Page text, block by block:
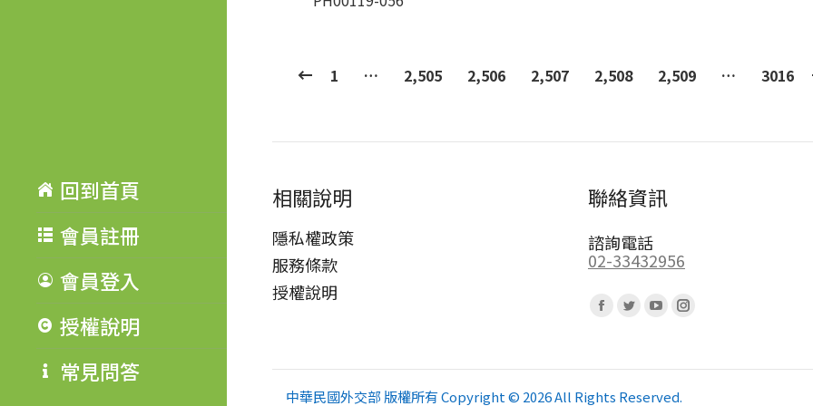
回到首頁
會員註冊
會員登入
授權說明
常見問答
1 … 2,505 2,506 2,507 2,508 2,509 … 3016
相關說明
隱私權政策
服務條款
授權說明
聯絡資訊
諮詢電話
02-33432956
Facebook
opens
Twitter
opens
YouTube
opens
Instagram
opens
中華民國外交部 版權所有 Copyright © 2026 All Rights Reserved.